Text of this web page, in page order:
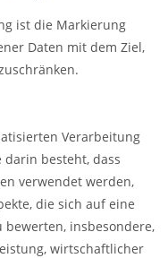
ist die Markierung
Daten mit dem Ziel,
Verarbeitung
darin besteht, dass
verwendet werden,
die sich auf eine
bewerten, insbesondere,
wirtschaftlicher